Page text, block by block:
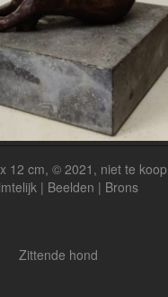
12 cm, © 2021, niet te koop
| Beelden | Brons
Zittende hond